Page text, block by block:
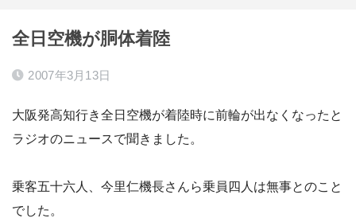
全日空機が胴体着陸
2007年3月13日
大阪発高知行き全日空機が着陸時に前輪が出なくなったと
ラジオのニュースで聞きました。
乗客五十六人、今里仁機長さんら乗員四人は無事とのこと
でした。